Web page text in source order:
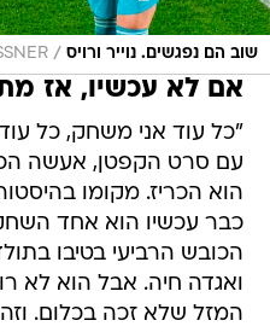
שוב הם נפגשים. נוייר ורויס /
אם לא עכשיו, אז
"כל עוד אני משחק, כל
עם סרט הקפטן, אעשה
הוא הכריז. מקומו
כבר עכשיו הוא אחד
הכובש הרביעי בטיבו
ואגדה חיה. אבל הוא לא
המזל שלא זכה בכלום. וזה